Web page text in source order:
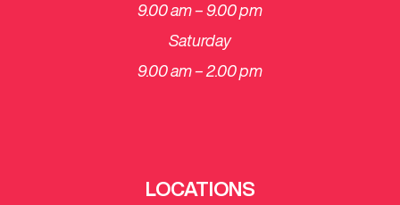
9.00 am – 9.00 pm
Saturday
​9.00 am – 2.00 pm
LOCATIONS